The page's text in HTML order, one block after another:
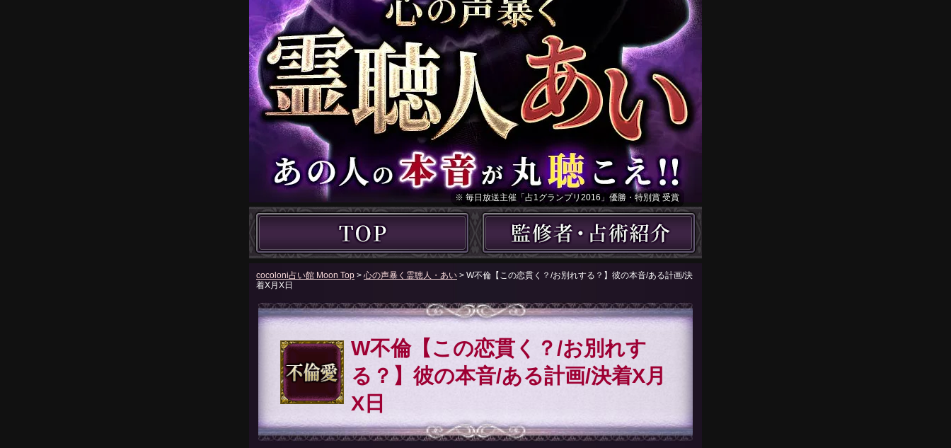
※ 毎日放送主催「占1グランプリ2016」優勝・特別賞 受賞
cocoloni占い館 Moon Top > 心の声暴く霊聴人・あい > W不倫【この恋貫く？/お別れする？】彼の本音/ある計画/決
着X月X日
W不倫【この恋貫く？/お別れす
る？】彼の本音/ある計画/決着X月
X日